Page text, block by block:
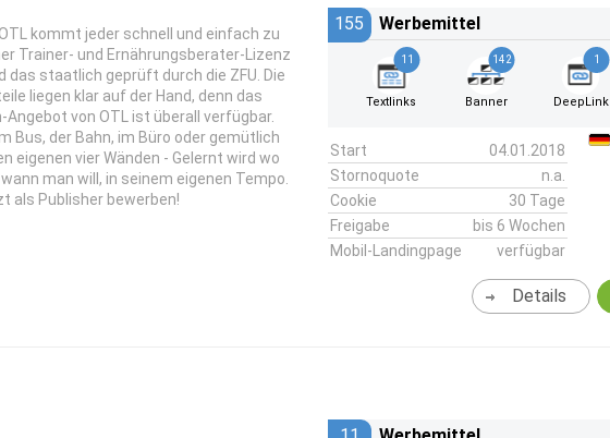
kommt jeder schnell und einfach zu
Trainer- und Ernährungsberater-Lizenz
das staatlich geprüft durch die ZFU. Die
liegen klar auf der Hand, denn das
Angebot von OTL ist überall verfügbar.
Bus, der Bahn, im Büro oder gemütlich
eigenen vier Wänden - Gelernt wird wo
man will, in seinem eigenen Tempo.
als Publisher bewerben!
155 Werbemittel
11
Textlinks
142
Banner
1
DeepLink
Start
04.01.2018
Stornoquote
n.a.
Cookie
30 Tage
Freigabe
bis 6 Wochen
Mobil-Landingpage
verfügbar
Details